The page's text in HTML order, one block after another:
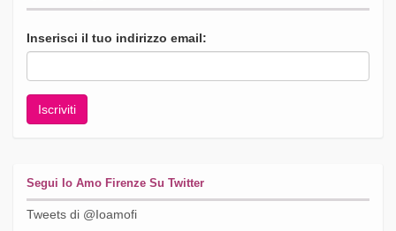
Inserisci il tuo indirizzo email:
Segui Io Amo Firenze Su Twitter
Tweets di @Ioamofi